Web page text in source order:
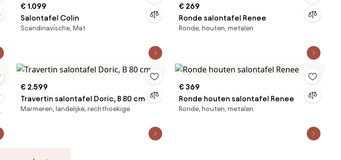
€ 1.099
Salontafel Colin
Scandinavische, Mat
€ 269
Ronde salontafel Renee
Ronde, houten, metalen
€ 2.599
Travertin salontafel Doric, B 80 cm
Marmeren, landelijke, rechthoekige
€ 369
Ronde houten salontafel Renee
Ronde, houten, metalen